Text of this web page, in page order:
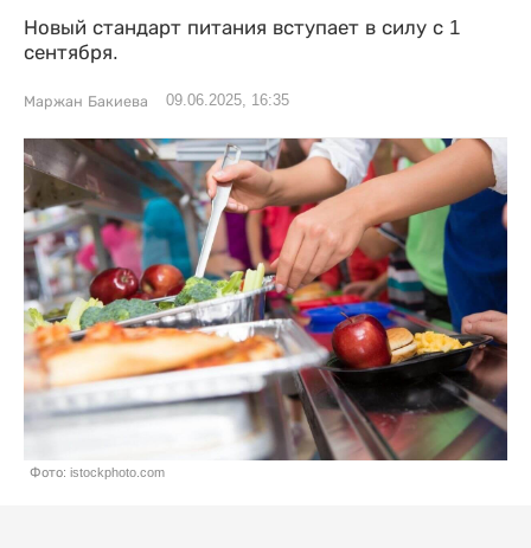
Новый стандарт питания вступает в силу с 1
сентября.
Маржан Бакиева 09.06.2025, 16:35
Фото: istockphoto.com